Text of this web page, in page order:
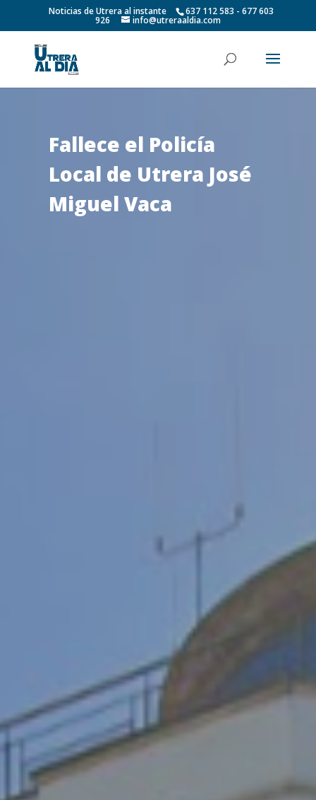
Noticias de Utrera al instante 637 112 583 - 677 603
926 info@utreraaldia.com
Fallece el Policía
Local de Utrera José
Miguel Vaca